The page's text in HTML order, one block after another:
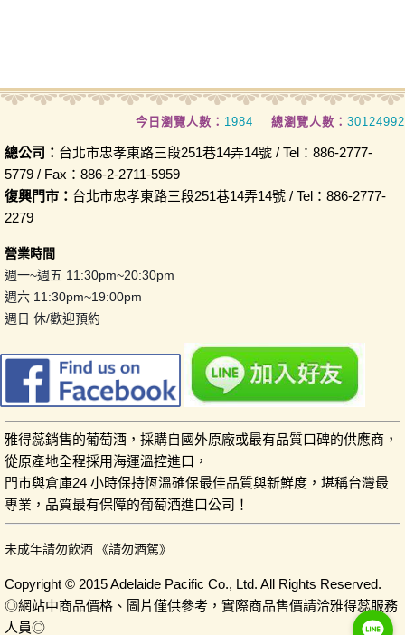
今日瀏覽人數： 1984 總瀏覽人數： 30124992
總公司： 台北市忠孝東路三段251巷14弄14號 / Tel：886-2777-
5779 / Fax：886-2-2711-5959
復興門市： 台北市忠孝東路三段251巷14弄14號 / Tel：886-2777-
2279
營業時間
週一~週五 11:30pm~20:30pm
週六 11:30pm~19:00pm
週日 休/歡迎預約
雅得蕊銷售的葡萄酒，採購自國外原廠或最有品質口碑的供應商，
從原產地全程採用海運溫控進口，
門市與倉庫24 小時保持恆溫確保最佳品質與新鮮度，堪稱台灣最
專業，品質最有保障的葡萄酒進口公司！
未成年請勿飲酒 《請勿酒駕》
Copyright © 2015 Adelaide Pacific Co., Ltd. All Rights Reserved.
◎網站中商品價格、圖片僅供參考，實際商品售價請洽雅得蕊服務
人員◎